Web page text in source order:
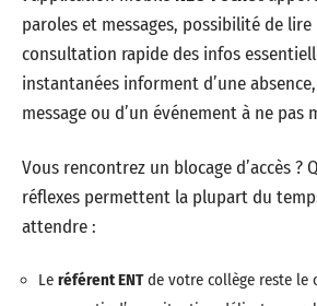
paroles et messages, possibilité de
consultation rapide des infos
instantanées informent d’une
message ou d’un événement à ne pas
Vous rencontrez un blocage d’accès ?
réflexes permettent la plupart du
attendre :
Le référent ENTde votre collège reste le